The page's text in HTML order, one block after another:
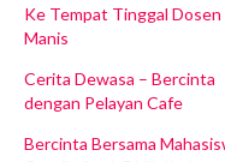
Ke Tempat Tinggal Dosen
Manis
Cerita Dewasa – Bercinta
dengan Pelayan Cafe
Bercinta Bersama